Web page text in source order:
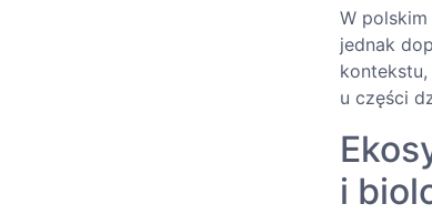
W
jednak
u części
i